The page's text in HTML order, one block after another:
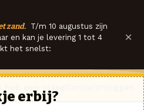
zand. T/m 10 augustus zijn
en kan je levering 1 tot 4
het snelst:
×
erbij?